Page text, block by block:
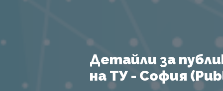
Детайли за
на ТУ - София